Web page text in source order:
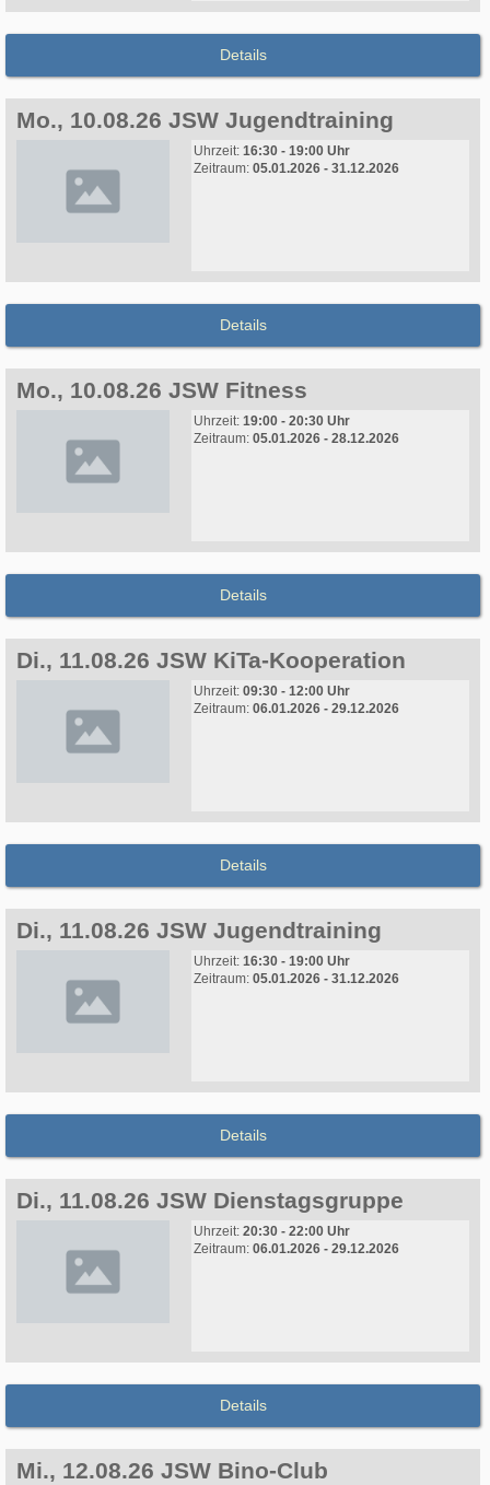
Details
Mo., 10.08.26 JSW Jugendtraining
Uhrzeit: 16:30 - 19:00 Uhr
Zeitraum: 05.01.2026 - 31.12.2026
Details
Mo., 10.08.26 JSW Fitness
Uhrzeit: 19:00 - 20:30 Uhr
Zeitraum: 05.01.2026 - 28.12.2026
Details
Di., 11.08.26 JSW KiTa-Kooperation
Uhrzeit: 09:30 - 12:00 Uhr
Zeitraum: 06.01.2026 - 29.12.2026
Details
Di., 11.08.26 JSW Jugendtraining
Uhrzeit: 16:30 - 19:00 Uhr
Zeitraum: 05.01.2026 - 31.12.2026
Details
Di., 11.08.26 JSW Dienstagsgruppe
Uhrzeit: 20:30 - 22:00 Uhr
Zeitraum: 06.01.2026 - 29.12.2026
Details
Mi., 12.08.26 JSW Bino-Club